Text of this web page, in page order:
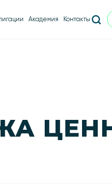
Академия Контакты